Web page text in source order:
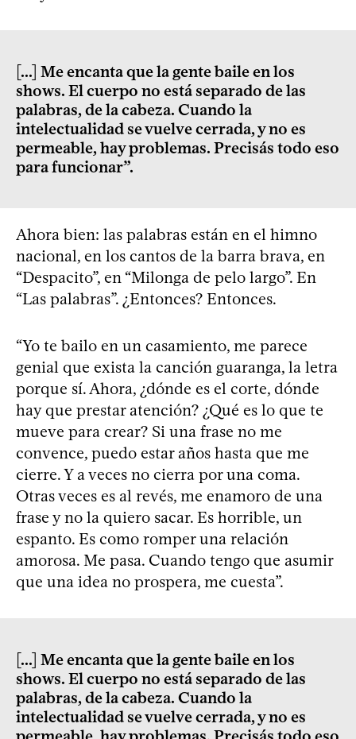
[...] Me encanta que la gente baile en los
shows. El cuerpo no está separado de las
palabras, de la cabeza. Cuando la
intelectualidad se vuelve cerrada, y no es
permeable, hay problemas. Precisás todo eso
para funcionar”.
Ahora bien: las palabras están en el himno
nacional, en los cantos de la barra brava, en
“Despacito”, en “Milonga de pelo largo”. En
“Las palabras”. ¿Entonces? Entonces.
“Yo te bailo en un casamiento, me parece
genial que exista la canción guaranga, la letra
porque sí. Ahora, ¿dónde es el corte, dónde
hay que prestar atención? ¿Qué es lo que te
mueve para crear? Si una frase no me
convence, puedo estar años hasta que me
cierre. Y a veces no cierra por una coma.
Otras veces es al revés, me enamoro de una
frase y no la quiero sacar. Es horrible, un
espanto. Es como romper una relación
amorosa. Me pasa. Cuando tengo que asumir
que una idea no prospera, me cuesta”.
[...] Me encanta que la gente baile en los
shows. El cuerpo no está separado de las
palabras, de la cabeza. Cuando la
intelectualidad se vuelve cerrada, y no es